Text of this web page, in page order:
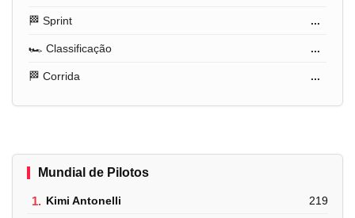
🏁 Sprint ...
🏎️ Classificação ...
🏁 Corrida ...
Mundial de Pilotos
1. Kimi Antonelli 219